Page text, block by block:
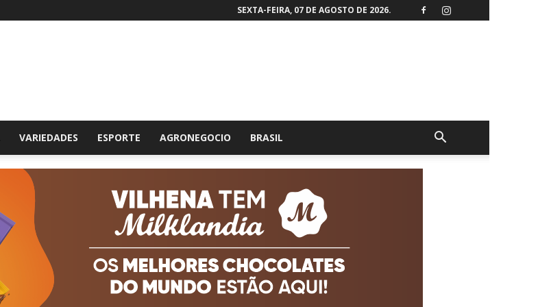
SEXTA-FEIRA, 07 DE AGOSTO DE 2026.
VARIEDADES ESPORTE AGRONEGOCIO BRASIL